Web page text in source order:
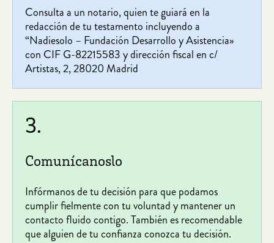
Consulta a un notario, quien te guiará en la
redacción de tu testamento incluyendo a
“Nadiesolo – Fundación Desarrollo y Asistencia»
con CIF G-82215583 y dirección fiscal en c/
Artistas, 2, 28020 Madrid
3.
Comunícanoslo
Infórmanos de tu decisión para que podamos
cumplir fielmente con tu voluntad y mantener un
contacto fluido contigo. También es recomendable
que alguien de tu confianza conozca tu decisión.